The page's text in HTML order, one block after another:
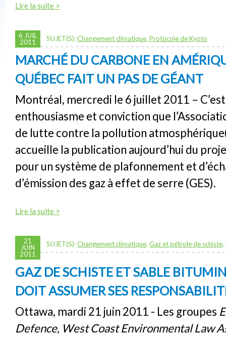
Lire la suite >
6 JUIL
2011
SUJET(S):Changement climatique, Protocole de Kyoto
MARCHÉ DU CARBONE EN
QUÉBEC FAIT UN PAS DE GÉANT
Montréal, mercredi le 6 juillet 2011 –
enthousiasme et conviction que
de lutte contre la pollution
accueille la publication aujourd’hui du
pour un système de plafonnement et
d’émission des gaz à effet de serre (GES).
Lire la suite >
21
JUIN
2011
SUJET(S):Changement climatique, Gaz et pétrole de schiste,
GAZ DE SCHISTE ET SABLE
DOIT ASSUMER SES
Ottawa, mardi 21 juin 2011 - Les groupes
Defence, West Coast Environmental Law